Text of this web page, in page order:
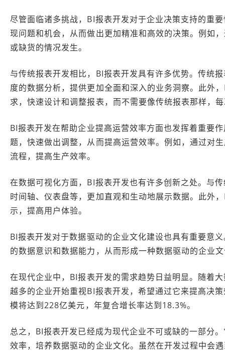
尽管面临诸多挑战，BI报表开发对于企业决策支持的重
现问题和机会，从而做出更加精准和高效的决策。例如
或缺货的情况发生。
与传统报表开发相比，BI报表开发具有许多优势。传统
度的数据分析，提供更加全面和深入的业务洞察。此外
求，快速设计和调整报表，而不需要像传统报表那样，
BI报表开发在帮助企业提高运营效率方面也发挥着重要
题，快速做出调整，从而提高运营效率。例如，通过对
流程，提高生产效率。
在数据可视化方面，BI报表开发也有许多创新之处。与
时间轴、仪表盘等，更加直观和生动地展示数据。此外
示，提高用户体验。
BI报表开发对于数据驱动的企业文化建设也具有重要意
的数据意识和数据能力，从而形成一种数据驱动的企业
在现代企业中，BI报表开发的需求趋势日益明显。随着
越多的企业开始重视BI报表开发，希望通过它来提高决
模将达到228亿美元，年复合增长率达到18.3%。
总之，BI报表开发已经成为现代企业不可或缺的一部分
效率，培养数据驱动的企业文化。虽然在开发过程中会